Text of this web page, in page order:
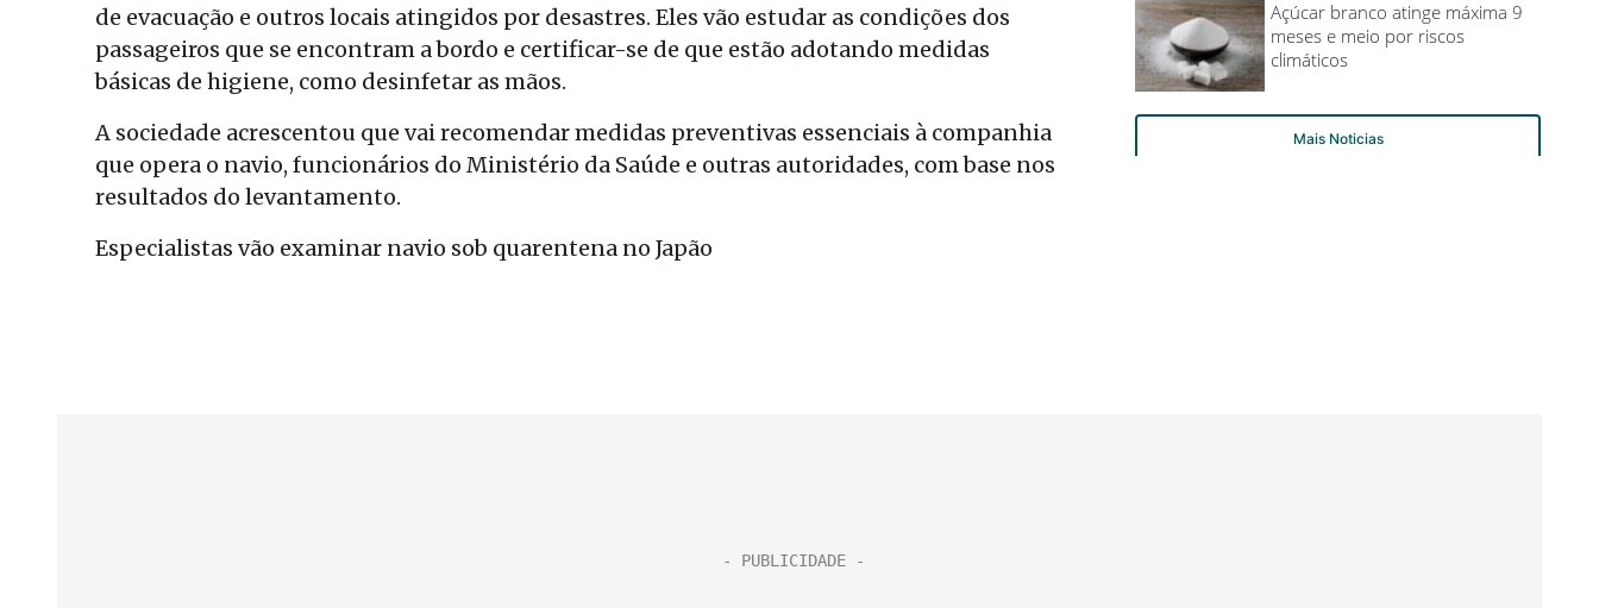
de evacuação e outros locais atingidos por desastres. Eles vão estudar as condições dos
passageiros que se encontram a bordo e certificar-se de que estão adotando medidas
básicas de higiene, como desinfetar as mãos.
A sociedade acrescentou que vai recomendar medidas preventivas essenciais à companhia
que opera o navio, funcionários do Ministério da Saúde e outras autoridades, com base nos
resultados do levantamento.
Especialistas vão examinar navio sob quarentena no Japão